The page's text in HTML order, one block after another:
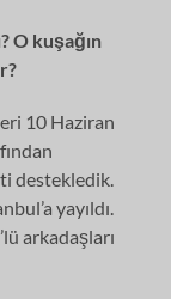
O kuşağın
10 Haziran
destekledik.
yayıldı.
arkadaşları